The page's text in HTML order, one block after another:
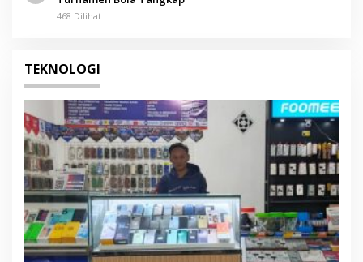
468 Dilihat
TEKNOLOGI